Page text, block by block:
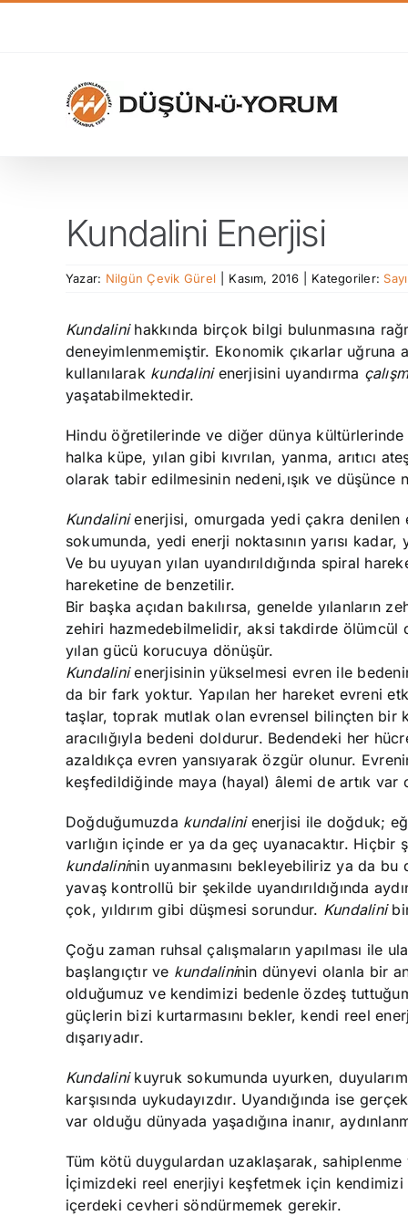
Kundalini Enerjisi
Yazar: Nilgün Çevik Gürel Kasım, 2016 Kategoriler:
Kundalinihakkında birçok bilgi bulunmasına
deneyimlenmemiştir. Ekonomik çıkarlar uğruna
kullanılarak kundalinienerjisini uyandırma
yaşatabilmektedir.
Hindu öğretilerinde ve diğer dünya kültürlerinde
halka küpe, yılan gibi kıvrılan, yanma, arıtıcı
olarak tabir edilmesinin nedeni,
Kundalinienerjisi, omurgada yedi çakra denilen
sokumunda, yedi enerji noktasının yarısı
Ve bu uyuyan yılan uyandırıldığında spiral
hareketine de benzetilir.
Bir başka açıdan bakılırsa, genelde yılanların
zehiri hazmedebilmelidir, aksi takdirde ölümcül
yılan gücü korucuya dönüşür.
Kundalinienerjisinin yükselmesi evren ile
da bir fark yoktur. Yapılan her hareket evreni
taşlar, toprak mutlak olan evrensel bilinçten bir
aracılığıyla bedeni doldurur. Bedendeki her
azaldıkça evren yansıyarak özgür olunur.
keşfedildiğinde maya (hayal) âlemi de artık var
Doğduğumuzda kundalinienerjisi ile doğduk;
varlığın içinde er ya da geç uyanacaktır.
kundalininin uyanmasını bekleyebiliriz ya da
yavaş kontrollü bir şekilde uyandırıldığında
çok, yıldırım gibi düşmesi sorundur. Kundalini
Çoğu zaman ruhsal çalışmaların yapılması ile
başlangıçtır ve kundalininin dünyevi olanla bir
olduğumuz ve kendimizi bedenle özdeş
güçlerin bizi kurtarmasını bekler, kendi reel
dışarıyadır.
Kundalinikuyruk sokumunda uyurken,
karşısında uykudayızdır. Uyandığında ise
var olduğu dünyada yaşadığına inanır,
Tüm kötü duygulardan uzaklaşarak,
İçimizdeki reel enerjiyi keşfetmek için
içerdeki cevheri söndürmemek gerekir.